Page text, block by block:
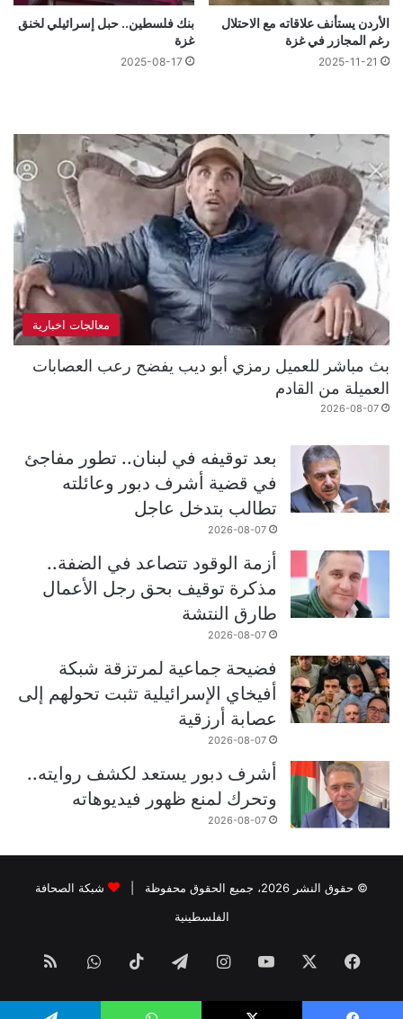
الأردن يستأنف علاقاته مع الاحتلال
رغم المجازر في غزة
2025-11-21
بنك فلسطين.. حبل إسرائيلي لخنق
غزة
2025-08-17
معالجات اخبارية
بث مباشر للعميل رمزي أبو ديب يفضح رعب العصابات
العميلة من القادم
2026-08-07
بعد توقيفه في لبنان.. تطور مفاجئ
في قضية أشرف دبور وعائلته
تطالب بتدخل عاجل
2026-08-07
أزمة الوقود تتصاعد في الضفة..
مذكرة توقيف بحق رجل الأعمال
طارق النتشة
2026-08-07
فضيحة جماعية لمرتزقة شبكة
أفيخاي الإسرائيلية تثبت تحولهم إلى
عصابة أرزقية
2026-08-07
أشرف دبور يستعد لكشف روايته..
وتحرك لمنع ظهور فيديوهاته
2026-08-07
© حقوق النشر 2026، جميع الحقوق محفوظة |
شبكة الصحافة
الفلسطينية
فيسبوك ‫YouTubeانستقرامتيلقرام ‫TikTokواتسابملخص
الموقع